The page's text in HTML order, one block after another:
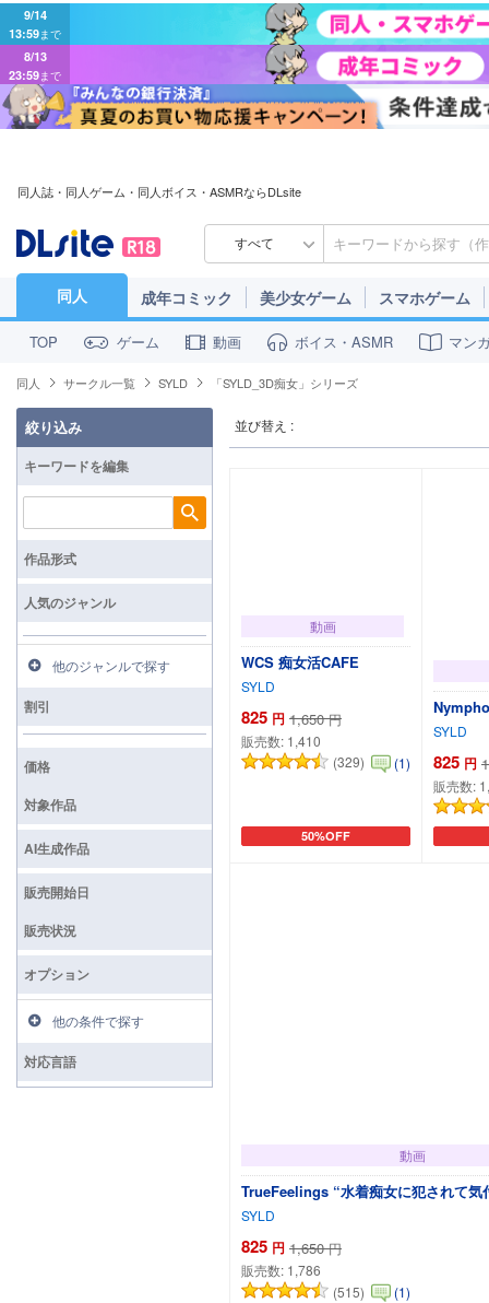
9/14
13:59まで
8/13
23:59まで
同人誌・同人ゲーム・同人ボイス・ASMRならDLsite
すべて
同人 成年コミック 美少女ゲーム スマホゲーム
TOP ゲーム 動画 ボイス・ASMR マン
同人 サークル一覧 SYLD 「SYLD_3D痴女」シリーズ
並び替え :
動画
WCS 痴女活CAFE
SYLD
825 円 1,650 円
販売数: 1,410
(329)
(1)
50%OFF
カートに追加
SYLD
825 円
販売数:
動画
TrueFeelings “水着痴女に犯さ
SYLD
825 円 1,650 円
販売数: 1,786
(515)
(1)
絞り込み
キーワードを編集
検索
作品形式
人気のジャンル
他のジャンルで探す
割引
価格
対象作品
AI生成作品
販売開始日
販売状況
オプション
他の条件で探す
対応言語